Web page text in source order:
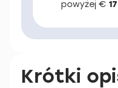
powyżej €
Krótki